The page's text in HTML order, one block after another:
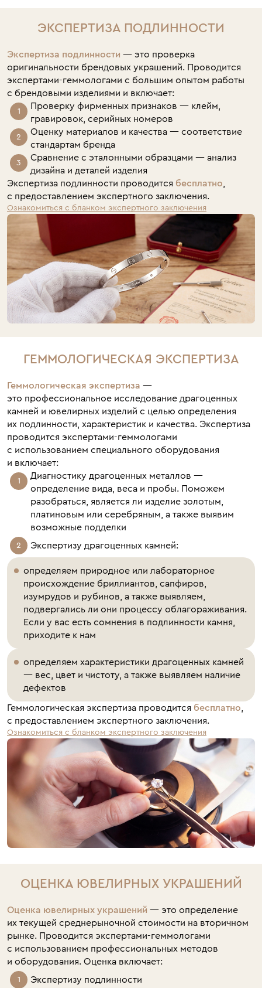
ЭКСПЕРТИЗА ПОДЛИННОСТИ
Экспертиза подлинности — это проверка
оригинальности брендовых украшений. Проводится
экспертами-геммологами с большим опытом работы
с брендовыми изделиями и включает:
Проверку фирменных признаков — клейм,
гравировок, серийных номеров
Оценку материалов и качества — соответствие
стандартам бренда
Сравнение с эталонными образцами — анализ
дизайна и деталей изделия
Экспертиза подлинности проводится бесплатно
с предоставлением экспертного заключения.
Ознакомиться с бланком экспертного заключения
ГЕММОЛОГИЧЕСКАЯ ЭКСПЕРТИЗА
Геммологическая экспертиза —
это профессиональное исследование драгоценных
камней и ювелирных изделий с целью определения
их подлинности, характеристик и качества. Экспертиза
проводится экспертами-геммологами
с использованием специального оборудования
и включает:
Диагностику драгоценных металлов —
определение вида, веса и пробы. Поможем
разобраться, является ли изделие золотым,
платиновым или серебряным, а также выявим
возможные подделки
Экспертизу драгоценных камней:
определяем природное или лабораторное
происхождение бриллиантов, сапфиров,
изумрудов и рубинов, а также выявляем,
подвергались ли они процессу облагораживания.
Если у вас есть сомнения в подлинности камня,
приходите к нам
определяем характеристики драгоценных камней
— вес, цвет и чистоту, а также выявляем наличие
дефектов
Геммологическая экспертиза проводится бесплатно
с предоставлением экспертного заключения.
Ознакомиться с бланком экспертного заключения
ОЦЕНКА ЮВЕЛИРНЫХ УКРАШЕНИЙ
Оценка ювелирных украшений — это определение
их текущей среднерыночной стоимости на вторичном
рынке. Проводится экспертами-геммологами
с использованием профессиональных методов
и оборудования. Оценка включает:
Экспертизу подлинности